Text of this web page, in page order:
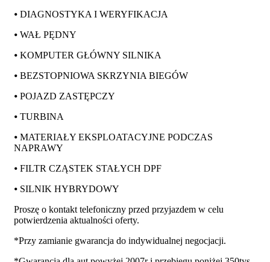
⦁ DIAGNOSTYKA I WERYFIKACJA
⦁ WAŁ PĘDNY
⦁ KOMPUTER GŁÓWNY SILNIKA
⦁ BEZSTOPNIOWA SKRZYNIA BIEGÓW
⦁ POJAZD ZASTĘPCZY
⦁ TURBINA
⦁ MATERIAŁY EKSPLOATACYJNE PODCZAS
NAPRAWY
⦁ FILTR CZĄSTEK STAŁYCH DPF
⦁ SILNIK HYBRYDOWY
Proszę o kontakt telefoniczny przed przyjazdem w celu
potwierdzenia aktualności oferty.
*Przy zamianie gwarancja do indywidualnej negocjacji.